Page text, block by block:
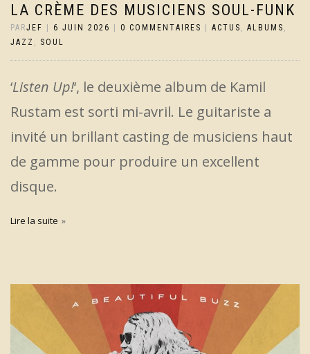
LA CRÈME DES MUSICIENS SOUL-FUNK
PARJEF | 6 JUIN 2026 | 0 COMMENTAIRES | ACTUS ALBUMS
JAZZ
SOUL
‘Listen Up!‘, le deuxième album de Kamil
Rustam est sorti mi-avril. Le guitariste a
invité un brillant casting de musiciens haut
de gamme pour produire un excellent
disque.
Lire la suite